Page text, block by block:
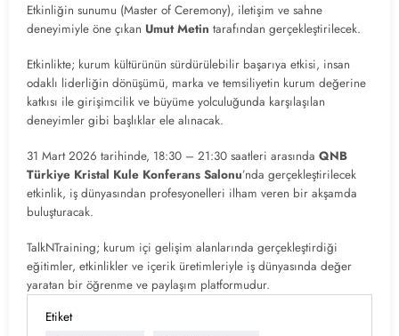
Etkinliğin sunumu (Master of Ceremony), iletişim ve sahne
deneyimiyle öne çıkan Umut Metin tarafından gerçekleştirilecek.
Etkinlikte; kurum kültürünün sürdürülebilir başarıya etkisi, insan
odaklı liderliğin dönüşümü, marka ve temsiliyetin kurum değerine
katkısı ile girişimcilik ve büyüme yolculuğunda karşılaşılan
deneyimler gibi başlıklar ele alınacak.
31 Mart 2026 tarihinde, 18:30 – 21:30 saatleri arasında QNB
Türkiye Kristal Kule Konferans Salonu’nda gerçekleştirilecek
etkinlik, iş dünyasından profesyonelleri ilham veren bir akşamda
buluşturacak.
TalkNTraining; kurum içi gelişim alanlarında gerçekleştirdiği
eğitimler, etkinlikler ve içerik üretimleriyle iş dünyasında değer
yaratan bir öğrenme ve paylaşım platformudur.
Etiket